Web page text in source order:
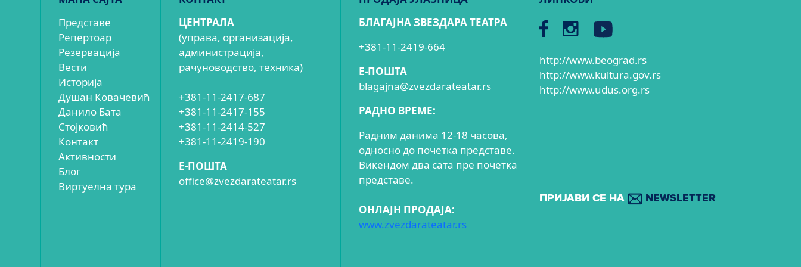
Представе
Репертоар
Резервација
Вести
Историја
Душан Ковачевић
Данило Бата
Стојковић
Контакт
Активности
Блог
Виртуелна тура
ЦЕНТРАЛА
(управа, организација,
администрација,
рачуноводство, техника)
+381-11-2417-687
+381-11-2417-155
+381-11-2414-527
+381-11-2419-190
E-ПОШТА
office@zvezdarateatar.rs
БЛАГАЈНА ЗВЕЗДАРА ТЕАТРА
+381-11-2419-664
E-ПОШТА
blagajna@zvezdarateatar.rs
РАДНО ВРЕМЕ:
Радним данима 12-18 часова,
односно до почетка представе.
Викендом два сата пре почетка
представе.
ОНЛАЈН ПРОДАЈА:
www.zvezdarateatar.rs
http://www.beograd.rs
http://www.kultura.gov.rs
http://www.udus.org.rs
ПРИЈАВИ СЕ НА NEWSLETTER